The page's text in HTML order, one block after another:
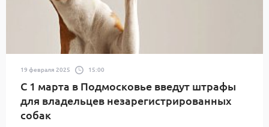
19 февраля 2025 15:00
С 1 марта в Подмосковье введут штрафы
для владельцев незарегистрированных
собак